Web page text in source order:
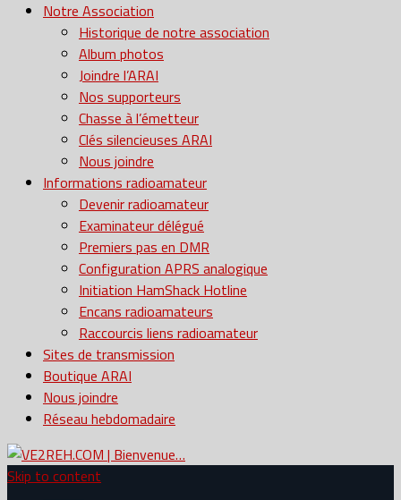
Notre Association
Historique de notre association
Album photos
Joindre l’ARAI
Nos supporteurs
Chasse à l’émetteur
Clés silencieuses ARAI
Nous joindre
Informations radioamateur
Devenir radioamateur
Examinateur délégué
Premiers pas en DMR
Configuration APRS analogique
Initiation HamShack Hotline
Encans radioamateurs
Raccourcis liens radioamateur
Sites de transmission
Boutique ARAI
Nous joindre
Réseau hebdomadaire
Skip to content